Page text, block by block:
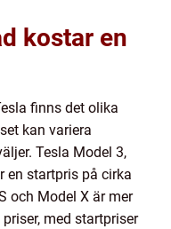
kostar en
finns det olika
kan variera
Tesla Model 3,
en startpris på cirka
och Model X är mer
med startpriser